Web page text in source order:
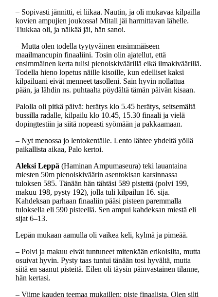
– Sopivasti jännitti, ei liikaa. Nautin, ja oli mukavaa kilpailla
kovien ampujien joukossa! Mitali jäi harmittavan lähelle.
Tiukkaa oli, ja nälkää jäi, hän sanoi.
– Mutta olen todella tyytyväinen ensimmäiseen
maailmancupin finaaliini. Tosin olin ajatellut, että
ensimmäinen kerta tulisi pienoiskiväärillä eikä ilmakiväärillä.
Todella hieno lopetus näille kisoille, kun edelliset kaksi
kilpailuani eivät menneet tasolleni. Sain hyvin nollattua
pään, ja lähdin ns. puhtaalta pöydältä tämän päivän kisaan.
Palolla oli pitkä päivä: herätys klo 5.45 herätys, seitsemältä
bussilla radalle, kilpailu klo 10.45, 15.30 finaali ja vielä
dopingtestiin ja siitä nopeasti syömään ja pakkaamaan.
– Nyt menossa jo lentokentälle. Lento lähtee yhdeltä yöllä
paikallista aikaa, Palo kertoi.
Aleksi Leppä (Haminan Ampumaseura) teki lauantaina
miesten 50m pienoiskiväärin asentokisan karsinnassa
tuloksen 585. Tänään hän tähtäsi 589 pistettä (polvi 199,
makuu 198, pysty 192), jolla tuli kilpailun 16. sija.
Kahdeksan parhaan finaaliin pääsi pisteen paremmalla
tuloksella eli 590 pisteellä. Sen ampui kahdeksan miestä eli
sijat 6–13.
Lepän mukaan aamulla oli vaikea keli, kylmä ja pimeää.
– Polvi ja makuu eivät tuntuneet mitenkään erikoisilta, mutta
osuivat hyvin. Pysty taas tuntui tänään tosi hyvältä, mutta
siitä en saanut pisteitä. Eilen oli täysin päinvastainen tilanne,
hän kertasi.
– Viime kauden teemaa mukaillen: piste finaalista. Olen silti